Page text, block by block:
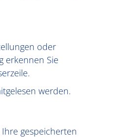
oder
erkennen Sie
werden.
gespeicherten